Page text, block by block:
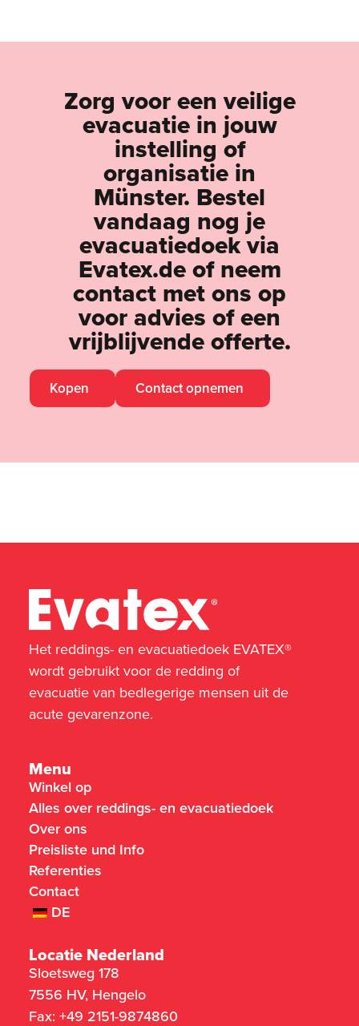
Zorg voor een veilige
evacuatie in jouw
instelling of
organisatie in
Münster. Bestel
vandaag nog je
evacuatiedoek via
Evatex.de of neem
contact met ons op
voor advies of een
vrijblijvende offerte.
Kopen Contact opnemen
Het reddings- en evacuatiedoek EVATEX®
wordt gebruikt voor de redding of
evacuatie van bedlegerige mensen uit de
acute gevarenzone.
Menu
Winkel op
Alles over reddings- en evacuatiedoek
Over ons
Preisliste und Info
Referenties
Contact
DE
Locatie Nederland
Sloetsweg 178
7556 HV, Hengelo
Fax: +49 2151-9874860